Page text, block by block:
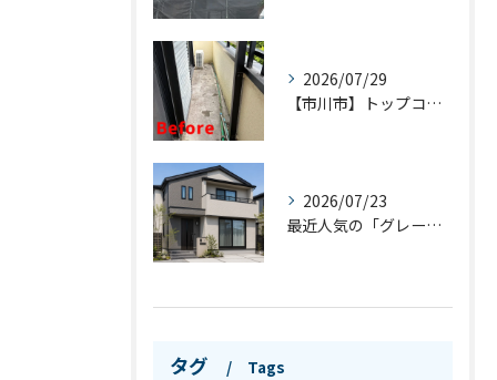
2026/07/29
【市川市】トップコートと防水工事の違いとは？バルコニーを長持ちさせるお手入れ方法も解説！
2026/07/23
最近人気の「グレー」の外壁。その魅力と失敗しない色選びのポイント
タグ Tags